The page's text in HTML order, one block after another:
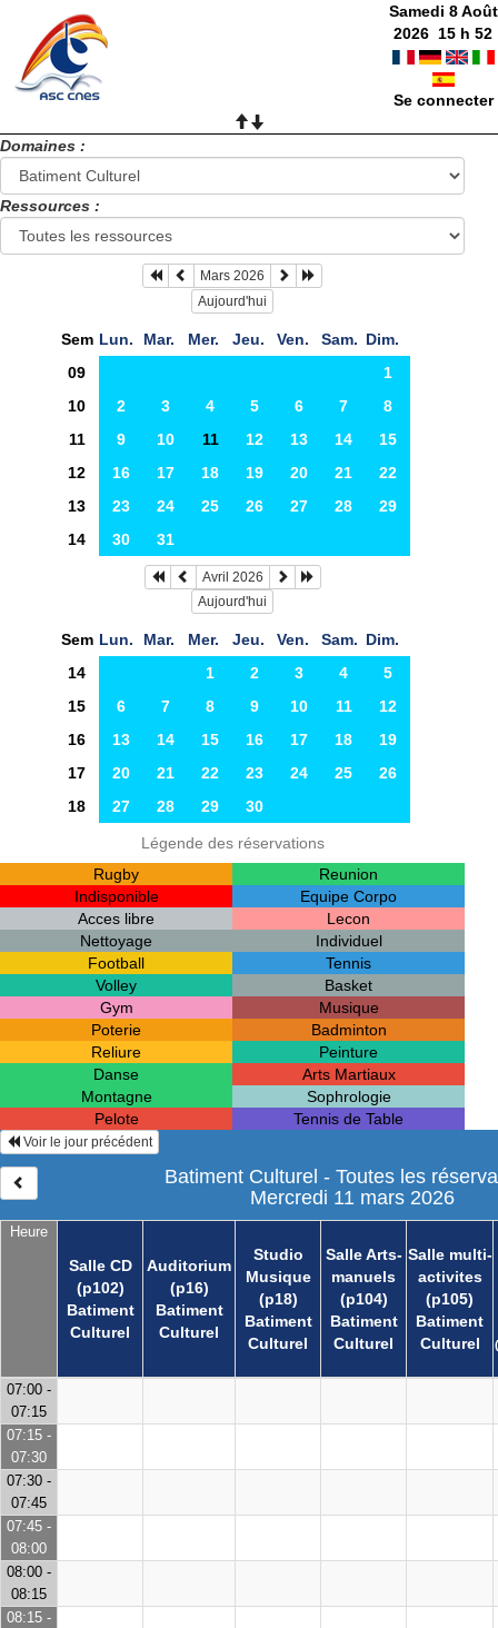
Samedi 8 Août
2026 15 h52
Se connecter
Domaines :
Ressources :
Mars 2026
Aujourd'hui
Sem Lun. Mar. Mer. Jeu. Ven. Sam. Dim.
09
1
10
2 3 4 5 6 7
8
11
9 10 11 12 13 14
15
12
16 17 18 19 20 21
22
13
23 24 25 26 27 28
29
14
30 31
Avril 2026
Aujourd'hui
Sem Lun. Mar. Mer. Jeu. Ven. Sam. Dim.
14
1 2 3 4
5
15
6 7 8 9 10 11
12
16
13 14 15 16 17 18
19
17
20 21 22 23 24 25
26
18
27 28 29 30
Légende des réservations
Rugby
Reunion
Indisponible
Equipe Corpo
Acces libre
Lecon
Nettoyage
Individuel
Football
Tennis
Volley
Basket
Gym
Musique
Poterie
Badminton
Reliure
Peinture
Danse
Arts Martiaux
Montagne
Sophrologie
Pelote
Tennis de Table
Heure
Salle CD
(p102)
Batiment
Culturel
Auditorium
(p16)
Batiment
Culturel
Studio
Musique
(p18)
Batiment
Culturel
Salle Arts-
manuels
(p104)
Batiment
Culturel
Salle multi-
activites
(p105)
Batiment
Culturel
Voir le jour précédent
Batiment Culturel - Toutes les
Mercredi 11 mars 2026
07:00 -
07:15
07:15 -
07:30
07:30 -
07:45
07:45 -
08:00
08:00 -
08:15
08:15 -